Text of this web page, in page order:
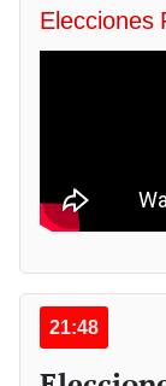
Elecciones
21:48